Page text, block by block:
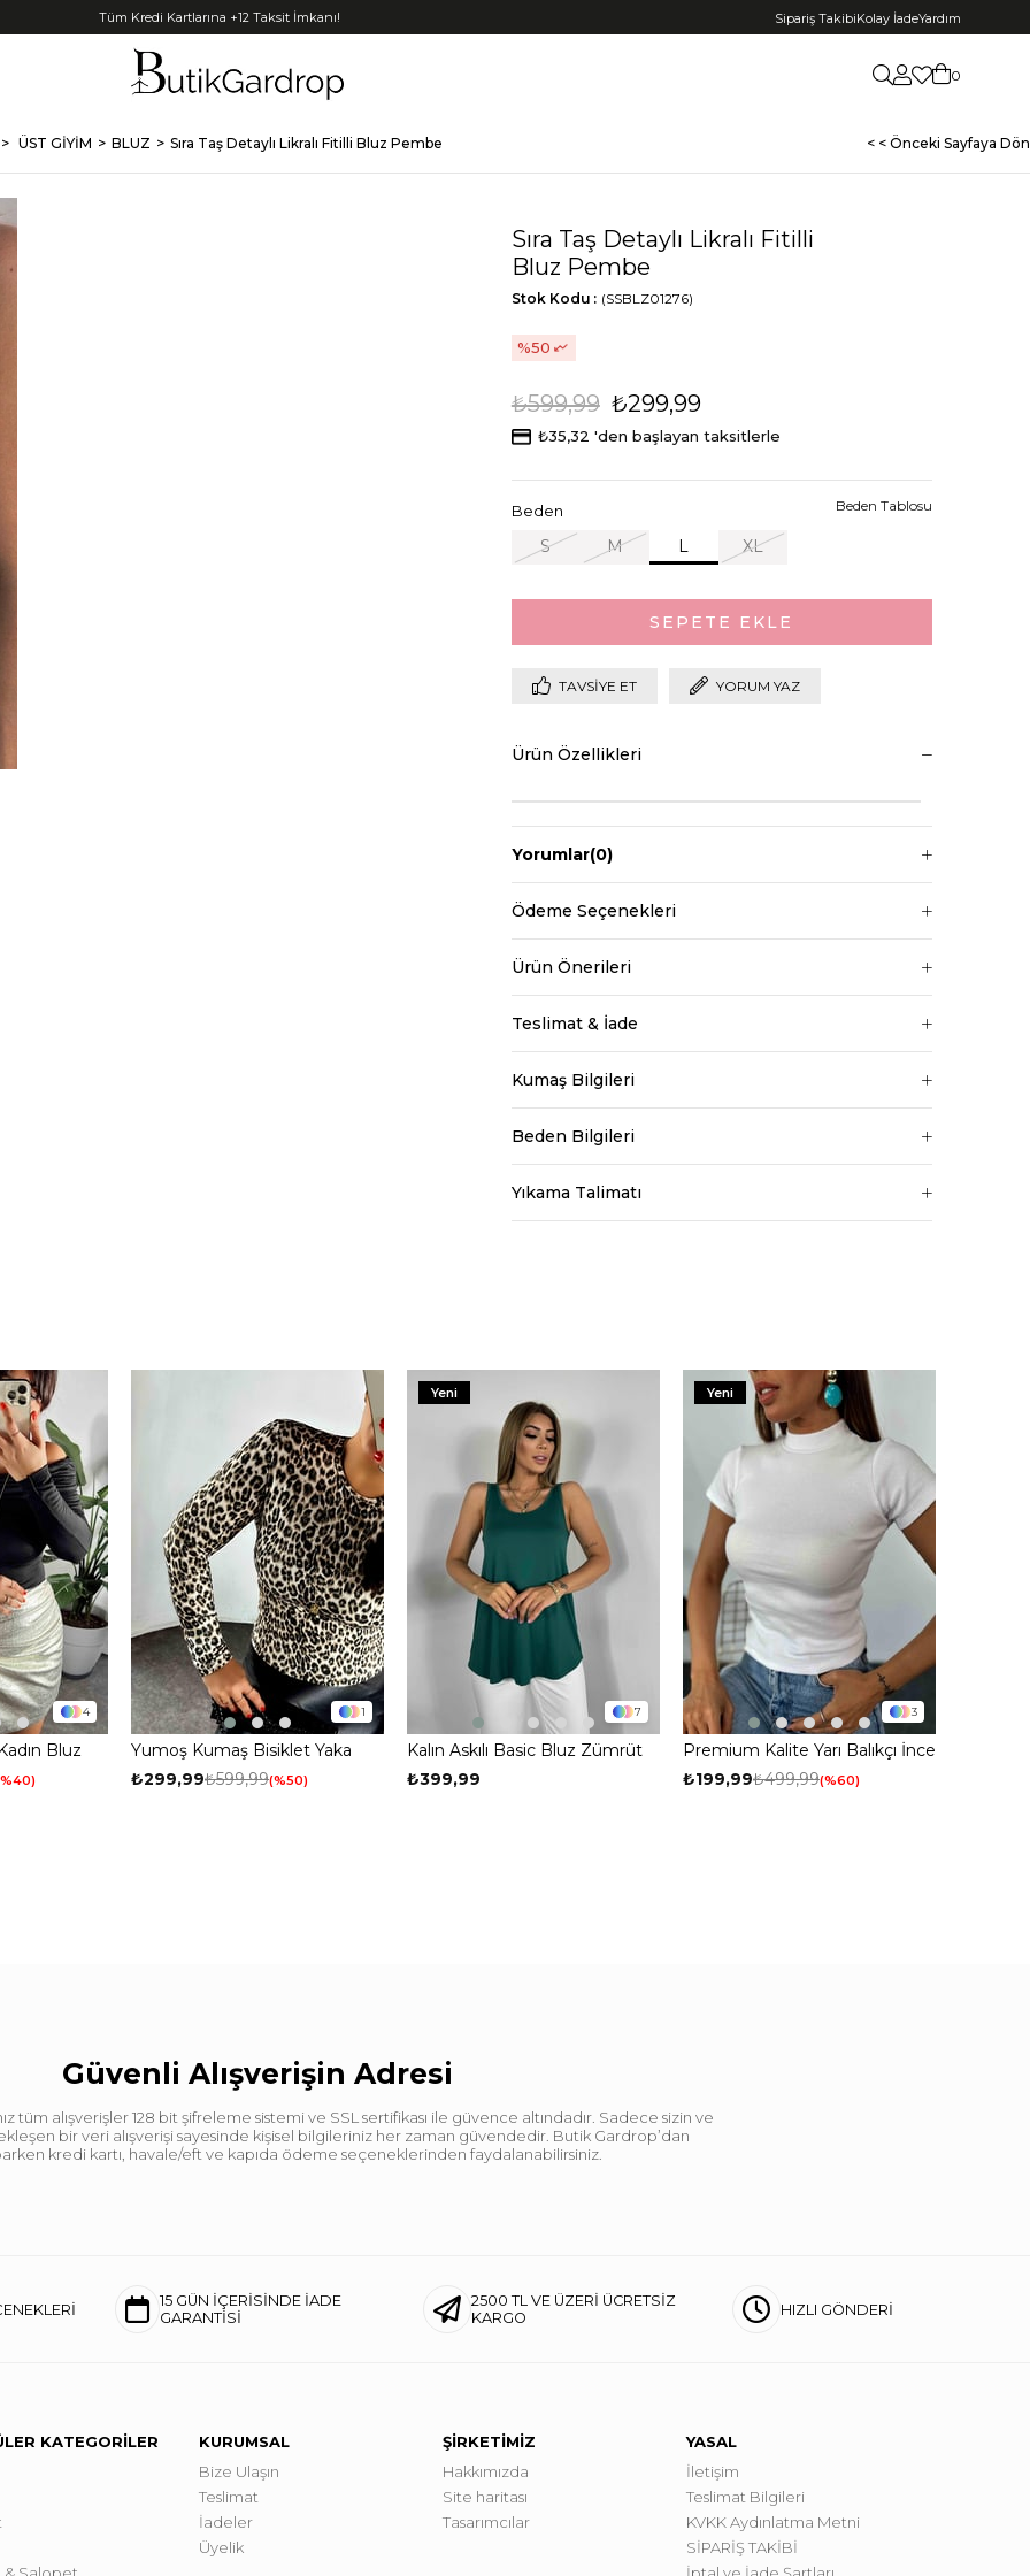
Tüm Kredi Kartlarına +12 Taksit İmkanı! Sipariş TakibiKolay İadeYardım
0
ÜST GİYİM BLUZ Sıra Taş Detaylı Likralı Fitilli Bluz Pembe < < Önceki Sayfaya Dön
Sıra Taş Detaylı Likralı Fitilli
Bluz Pembe
(SSBLZ01276)
Stok Kodu
50
₺599,99 ₺299,99
₺35,32 'den başlayan taksitlerle
Beden
S M L XL
Beden Tablosu
TAVSIYE ET YORUM YAZ
Ürün Özellikleri
Yorumlar(0)
Ödeme Seçenekleri
Ürün Önerileri
Teslimat & İade
Kumaş Bilgileri
Beden Bilgileri
Yıkama Talimatı
4
Bluz
%40
1
Yumoş Kumaş Bisiklet Yaka
Leopar Kadın Bluz Leopar
₺299,99₺599,99 %50
7
Kalın Askılı Basic Bluz Zümrüt
₺399,99
Yeni
3
Premium Kalite Yarı Balıkçı İnce
Fitilli Body Bluz Beyaz
₺199,99₺499,99 %60
Yeni
Güvenli Alışverişin Adresi
tüm alışverişler 128 bit şifreleme sistemi ve SSL sertifikası ile güvence altındadır. Sadece sizin ve
bir veri alışverişi sayesinde kişisel bilgileriniz her zaman güvendedir. Butik Gardrop’dan
kredi kartı, havale/eft ve kapıda ödeme seçeneklerinden faydalanabilirsiniz.
15 GÜN İÇERİSİNDE İADE
GARANTİSİ
2500 TL VE ÜZERİ ÜCRETSİZ
KARGO
HIZLI GÖNDERİ
KATEGORİLER
KURUMSAL
Bize Ulaşın
Teslimat
İadeler
Üyelik
ŞİRKETİMİZ
Hakkımızda
Site haritası
Tasarımcılar
YASAL
İletişim
Teslimat Bilgileri
KVKK Aydınlatma Metni
SİPARİŞ TAKİBİ
100 TL % 10
% 15
% 20
KARGO
250 TL
TL
% 5
Tanıtım, pazarlama, reklam ve benzeri amaçlarla
tarafıma ticari elektronik ileti gönderilmesine izin
veriyorum.
Elektronik Ticari İleti Aydınlatma Metni
'ni okudum onay veriyorum.
Paylaştığım bilgilerin
KVKK kapsamında tarafınızca
korunmasını, sms ve WhatsApp üzerinden
bilgilendirmeleri almayı kabul ediyorum.
Çevir Kazan